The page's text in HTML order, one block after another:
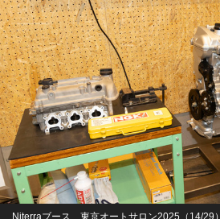
Niterraブース…東京オートサロン2025（14/29）